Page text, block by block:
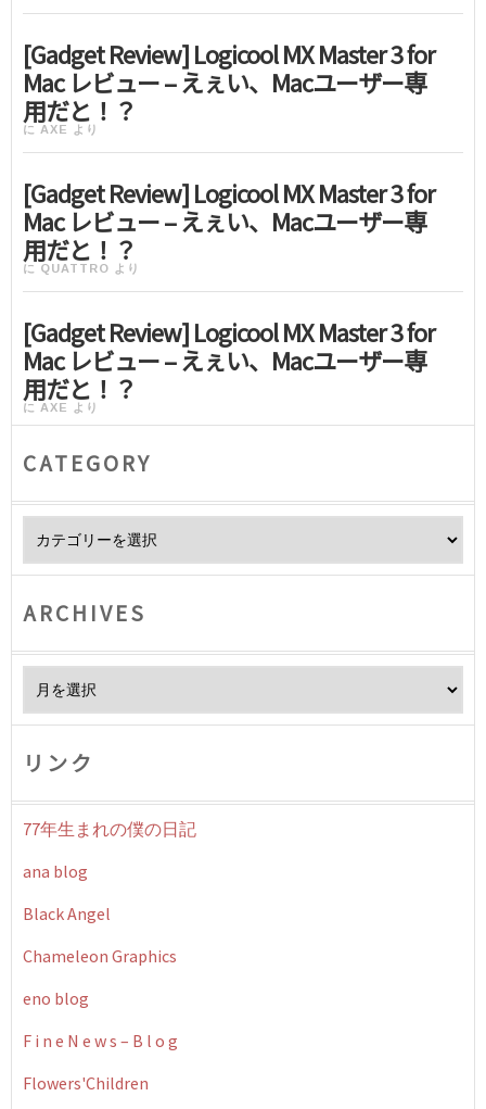
[Gadget Review] Logicool MX Master 3 for
Mac レビュー – えぇい、Macユーザー専
用だと！？
に AXE より
[Gadget Review] Logicool MX Master 3 for
Mac レビュー – えぇい、Macユーザー専
用だと！？
に QUATTRO より
[Gadget Review] Logicool MX Master 3 for
Mac レビュー – えぇい、Macユーザー専
用だと！？
に AXE より
CATEGORY
ARCHIVES
リンク
77年生まれの僕の日記
ana blog
Black Angel
Chameleon Graphics
eno blog
F i n e N e w s – B l o g
Flowers'Children